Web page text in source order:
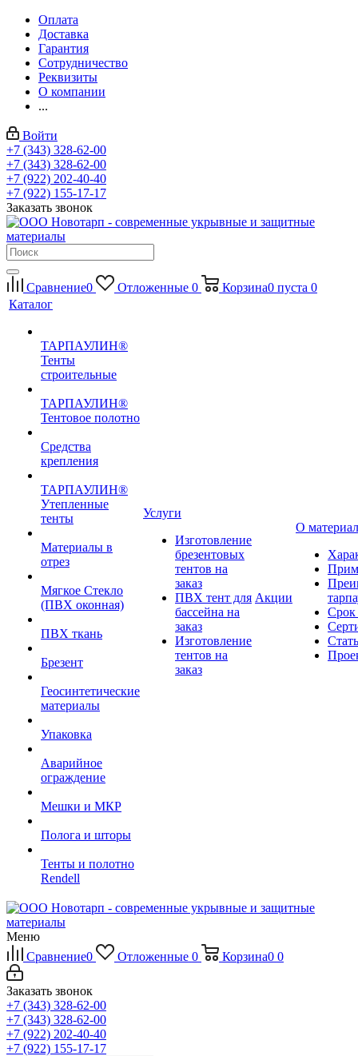
Оплата
Доставка
Гарантия
Сотрудничество
Реквизиты
О компании
...
Войти
+7 (343) 328-62-00
+7 (343) 328-62-00
+7 (922) 202-40-40
+7 (922) 155-17-17
Заказать звонок
Сравнение0 Отложенные 0 Корзина0 пуста 0
Каталог
ТАРПАУЛИН®
Тенты
строительные
ТАРПАУЛИН®
Тентовое полотно
Средства
крепления
ТАРПАУЛИН®
Утепленные
тенты
Материалы в
отрез
Мягкое Стекло
(ПВХ оконная)
ПВХ ткань
Брезент
Геосинтетические
материалы
Упаковка
Аварийное
ограждение
Мешки и МКР
Полога и шторы
Тенты и полотно
Rendell
Услуги
Изготовление
брезентовых
тентов на
заказ
ПВХ тент для
бассейна на
заказ
Изготовление
тентов на
заказ
Акции
О
Меню
Сравнение0 Отложенные 0 Корзина0 0
Заказать звонок
+7 (343) 328-62-00
+7 (343) 328-62-00
+7 (922) 202-40-40
+7 (922) 155-17-17